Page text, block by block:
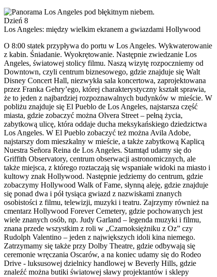
Dzień 8
Los Angeles: między wielkim ekranem a gwiazdami Hollywood
O 8:00 statek przypływa do portu w Los Angeles. Wykwaterowanie
z kabin. Śniadanie. Wyokrętowanie. Następnie zwiedzanie Los
Angeles, światowej stolicy filmu. Naszą wizytę rozpoczniemy od
Downtown, czyli centrum biznesowego, gdzie znajduje się Walt
Disney Concert Hall, niezwykła sala koncertowa, zaprojektowana
przez Franka Gehry’ego, której charakterystyczny kształt sprawia,
że to jeden z najbardziej rozpoznawalnych budynków w mieście. W
pobliżu znajduje się El Pueblo de Los Angeles, najstarsza część
miasta, gdzie zobaczyć można Olvera Street – pełną życia,
zabytkową ulicę, która oddaje ducha meksykańskiego dziedzictwa
Los Angeles. W El Pueblo zobaczyć też można Avila Adobe,
najstarszy dom mieszkalny w mieście, a także zabytkową Kaplicą
Nuestra Señora Reina de Los Angeles. Stamtąd udamy się do
Griffith Observatory, centrum obserwacji astronomicznych, ale
także miejsca, z którego roztaczają się wspaniałe widoki na miasto i
kultowy znak Hollywood. Następnie jedziemy do centrum, gdzie
zobaczymy Hollywood Walk of Fame, słynną aleję, gdzie znajduje
się ponad dwa i pół tysiąca gwiazd z nazwiskami znanych
osobistości z filmu, telewizji, muzyki i teatru. Zajrzymy również na
cmentarz Hollywood Forever Cemetery, gdzie pochowanych jest
wiele znanych osób, np. Judy Garland – legenda muzyki i filmu,
znana przede wszystkim z roli w „Czarnoksiężniku z Oz” czy
Rudolph Valentino – jeden z największych idoli kina niemego.
Zatrzymamy się także przy Dolby Theatre, gdzie odbywają się
ceremonie wręczania Oscarów, a na koniec udamy się do Rodeo
Drive - luksusowej dzielnicy handlowej w Beverly Hills, gdzie
znaleźć można butiki światowej sławy projektantów i sklepy